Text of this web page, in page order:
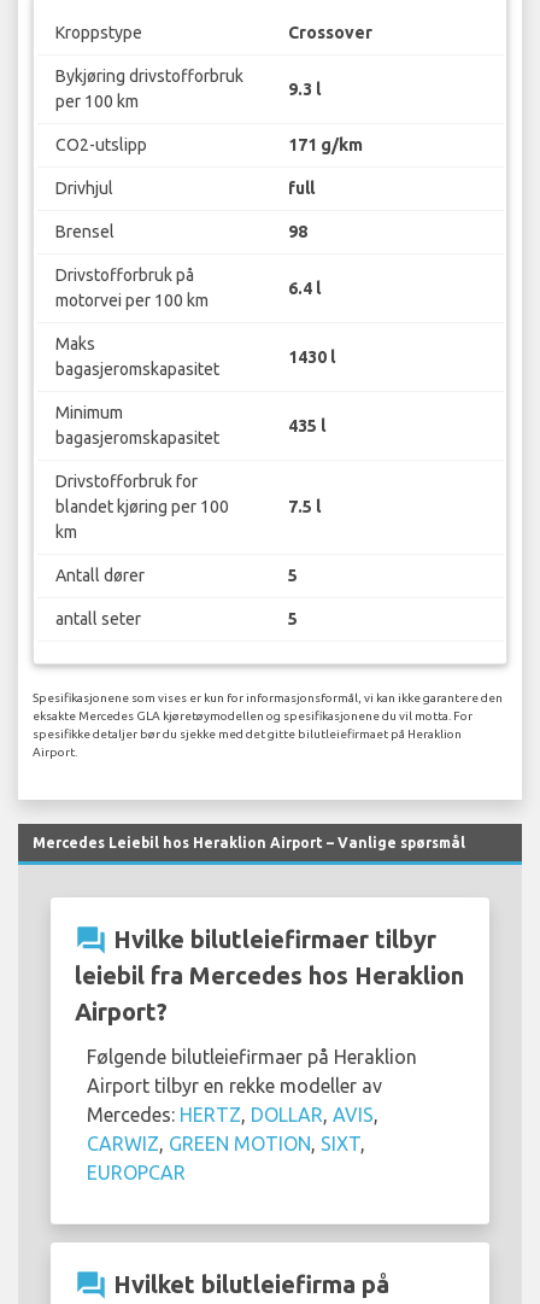
Kroppstype Crossover
Bykjøring drivstofforbruk
per 100 km
9.3 l
CO2-utslipp 171 g/km
Drivhjul full
Brensel 98
Drivstofforbruk på
motorvei per 100 km
6.4 l
Maks
bagasjeromskapasitet
1430 l
Minimum
bagasjeromskapasitet
435 l
Drivstofforbruk for
blandet kjøring per 100
km
7.5 l
Antall dører 5
antall seter 5
Spesifikasjonene som vises er kun for informasjonsformål, vi kan ikke garantere den
eksakte Mercedes GLA kjøretøymodellen og spesifikasjonene du vil motta. For
spesifikke detaljer bør du sjekke med det gitte bilutleiefirmaet på Heraklion
Airport.
Mercedes Leiebil hos Heraklion Airport – Vanlige spørsmål
question_answer Hvilke bilutleiefirmaer tilbyr
leiebil fra Mercedes hos Heraklion
Airport?
Følgende bilutleiefirmaer på Heraklion
Airport tilbyr en rekke modeller av
Mercedes: HERTZ DOLLAR AVIS
CARWIZ GREEN MOTION SIXT
EUROPCAR
question_answer Hvilket bilutleiefirma på